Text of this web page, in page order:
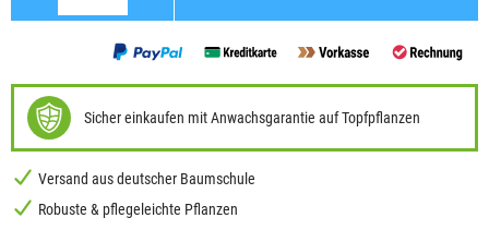
Sicher einkaufen mit Anwachsgarantie auf Topfpflanzen
Versand aus deutscher Baumschule
Robuste & pflegeleichte Pflanzen